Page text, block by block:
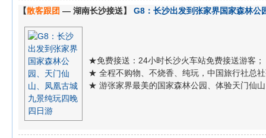
【散客跟团 — 湖南长沙接送】 G8：长沙出发到张家界国家森林公
★免费接送：24小时长沙火车站免费接送游客；
★ 全程不购物、不烧香、纯玩，中国旅行社总
★ 游张家界最美的国家森林公园、体验天门仙